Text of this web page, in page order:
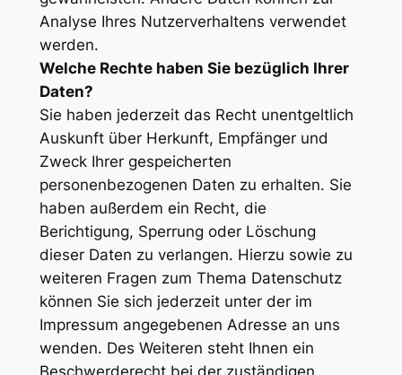
Analyse Ihres Nutzerverhaltens verwendet
werden.
Welche Rechte haben Sie bezüglich Ihrer
Daten?
Sie haben jederzeit das Recht unentgeltlich
Auskunft über Herkunft, Empfänger und
Zweck Ihrer gespeicherten
personenbezogenen Daten zu erhalten. Sie
haben außerdem ein Recht, die
Berichtigung, Sperrung oder Löschung
dieser Daten zu verlangen. Hierzu sowie zu
weiteren Fragen zum Thema Datenschutz
können Sie sich jederzeit unter der im
Impressum angegebenen Adresse an uns
wenden. Des Weiteren steht Ihnen ein
Beschwerderecht bei der zuständigen